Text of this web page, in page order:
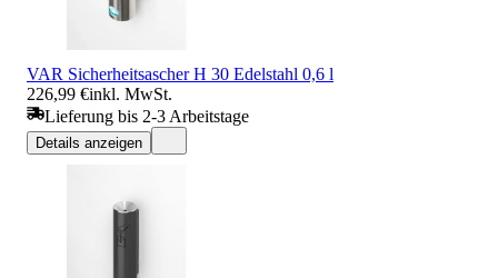
VAR Sicherheitsascher H 30 Edelstahl 0,6 l
226,99 €inkl. MwSt.
Lieferung bis 2-3 Arbeitstage
Details anzeigen